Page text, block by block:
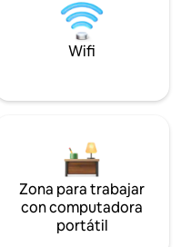
Wifi
Zona para trabajar
con computadora
portátil